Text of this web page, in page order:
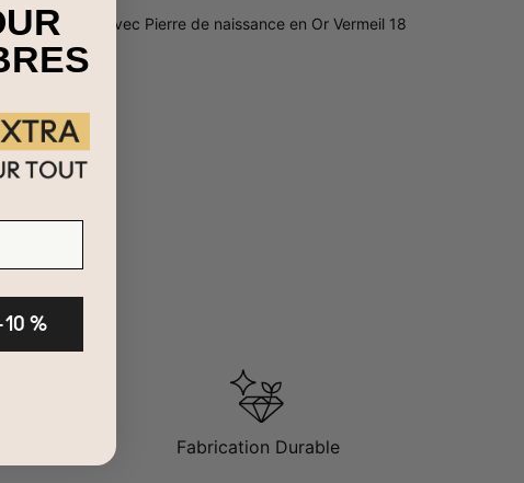
Initiale avec Pierre de naissance en Or Vermeil 18
Fabrication Durable
%